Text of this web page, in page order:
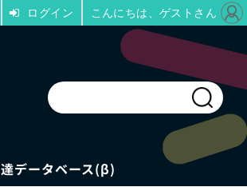
データベース(β)
ログイン こんにちは、ゲストさん